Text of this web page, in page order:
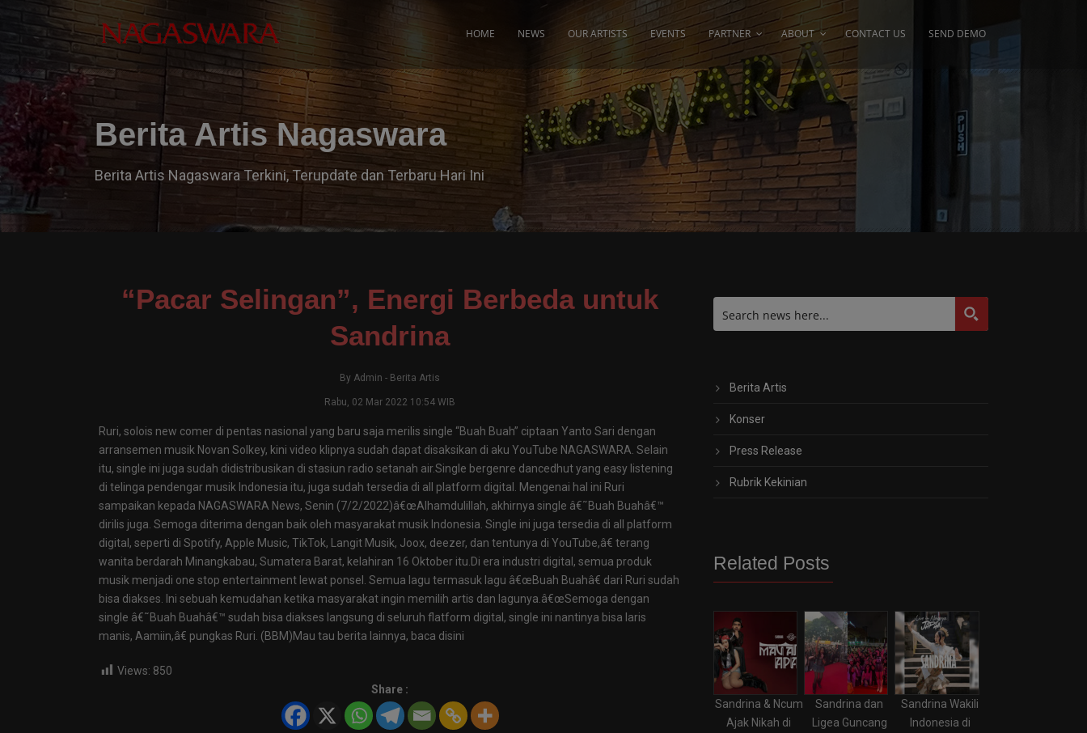
HOME NEWS OUR ARTISTS EVENTS PARTNER ABOUT CONTACT US SEND DEMO
Berita Artis Nagaswara
Berita Artis Nagaswara Terkini, Terupdate dan Terbaru Hari Ini
“Pacar Selingan”, Energi Berbeda untuk
Sandrina
By Admin - Berita Artis
Rabu, 02 Mar 2022 10:54 WIB
Ruri, solois new comer di pentas nasional yang baru saja merilis single “Buah Buah” ciptaan Yanto Sari dengan
arransemen musik Novan Solkey, kini video klipnya sudah dapat disaksikan di aku YouTube NAGASWARA. Selain
itu, single ini juga sudah didistribusikan di stasiun radio setanah air.Single bergenre dancedhut yang easy listening
di telinga pendengar musik Indonesia itu, juga sudah tersedia di all platform digital. Mengenai hal ini Ruri
sampaikan kepada NAGASWARA News, Senin (7/2/2022)â€œAlhamdulillah, akhirnya single â€˜Buah Buahâ€™
dirilis juga. Semoga diterima dengan baik oleh masyarakat musik Indonesia. Single ini juga tersedia di all platform
digital, seperti di Spotify, Apple Music, TikTok, Langit Musik, Joox, deezer, dan tentunya di YouTube,â€ terang
wanita berdarah Minangkabau, Sumatera Barat, kelahiran 16 Oktober itu.Di era industri digital, semua produk
musik menjadi one stop entertainment lewat ponsel. Semua lagu termasuk lagu â€œBuah Buahâ€ dari Ruri sudah
bisa diakses. Ini sebuah kemudahan ketika masyarakat ingin memilih artis dan lagunya.â€œSemoga dengan
single â€˜Buah Buahâ€™ sudah bisa diakses langsung di seluruh flatform digital, single ini nantinya bisa laris
manis, Aamiin,â€ pungkas Ruri. (BBM)Mau tau berita lainnya, baca disini
Views: 850
Share :
Berita Artis
Konser
Press Release
Rubrik Kekinian
Related Posts
Sandrina & Ncum
Ajak Nikah di
Sandrina dan
Ligea Guncang
Sandrina Wakili
Indonesia di
modal-check